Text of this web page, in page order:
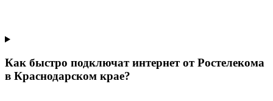
Как быстро подключат интернет от Ростелекома
в Краснодарском крае?